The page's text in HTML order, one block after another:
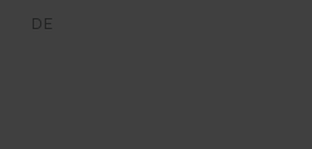
DE